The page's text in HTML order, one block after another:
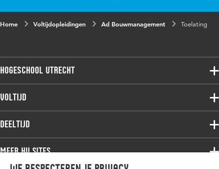
Home Voltijdopleidingen Ad Bouwmanagement Toelating
Hogeschool Utrecht
Voltijdopleidingen
Deeltijdopleidingen
Onderzoek
Voltijd
Associate degree
Bachelor
Master
Deeltijd
Associate degree
Bachelor
Meer HU sites